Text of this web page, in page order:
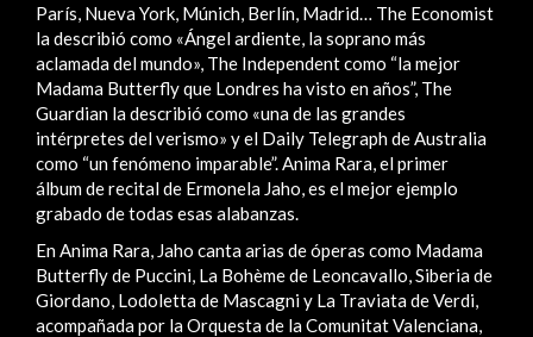
París, Nueva York, Múnich, Berlín, Madrid… The Economist
la describió como «Ángel ardiente, la soprano más
aclamada del mundo», The Independent como “la mejor
Madama Butterfly que Londres ha visto en años”, The
Guardian la describió como «una de las grandes
intérpretes del verismo» y el Daily Telegraph de Australia
como “un fenómeno imparable”. Anima Rara, el primer
álbum de recital de Ermonela Jaho, es el mejor ejemplo
grabado de todas esas alabanzas.
En Anima Rara, Jaho canta arias de óperas como Madama
Butterfly de Puccini, La Bohème de Leoncavallo, Siberia de
Giordano, Lodoletta de Mascagni y La Traviata de Verdi,
acompañada por la Orquesta de la Comunitat Valenciana,